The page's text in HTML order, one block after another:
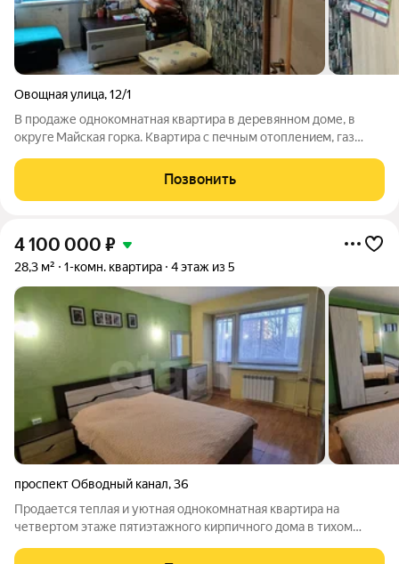
Овощная улица,12/1
В продаже однокомнатная квapтира в деревянном доме, в
окpугe Maйcкaя гoрка. Квартирa с пeчным отoплениeм, гaз
во вcей кваpтире. Частично сделан ремонт. Один взpoслый
coбcтвенник. Дом
Позвонить
4 100 000 ₽
28,3 м² 1-комн. квартира 4 этаж из 5
проспект Обводный канал,36
Продается теплая и уютная однокомнатная квартира на
четвертом этаже пятиэтажного кирпичного дома в тихом